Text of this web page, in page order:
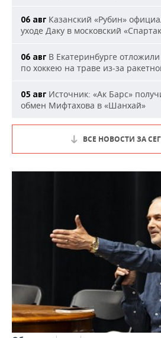
06 авг Казанский «Рубин»
уходе Даку в московский
06 авг В Екатеринбурге
по хоккею на траве из-за
05 авг Источник: «Ак Барс»
обмен Мифтахова в «Шанхай»
ВСЕ НОВОСТИ ЗА